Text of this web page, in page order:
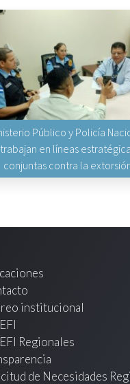
Público y Policía
trabajan en líneas
conjuntas contra la
institucional
Regionales
de Necesidades